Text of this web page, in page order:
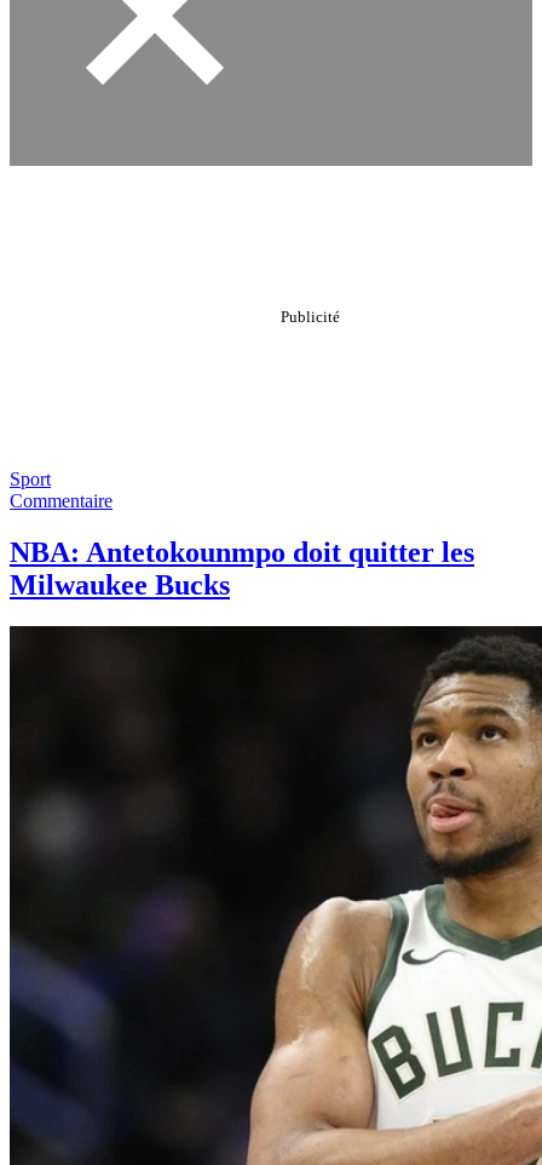
Sport
Commentaire
NBA: Antetokounmpo doit quitter les
Milwaukee Bucks